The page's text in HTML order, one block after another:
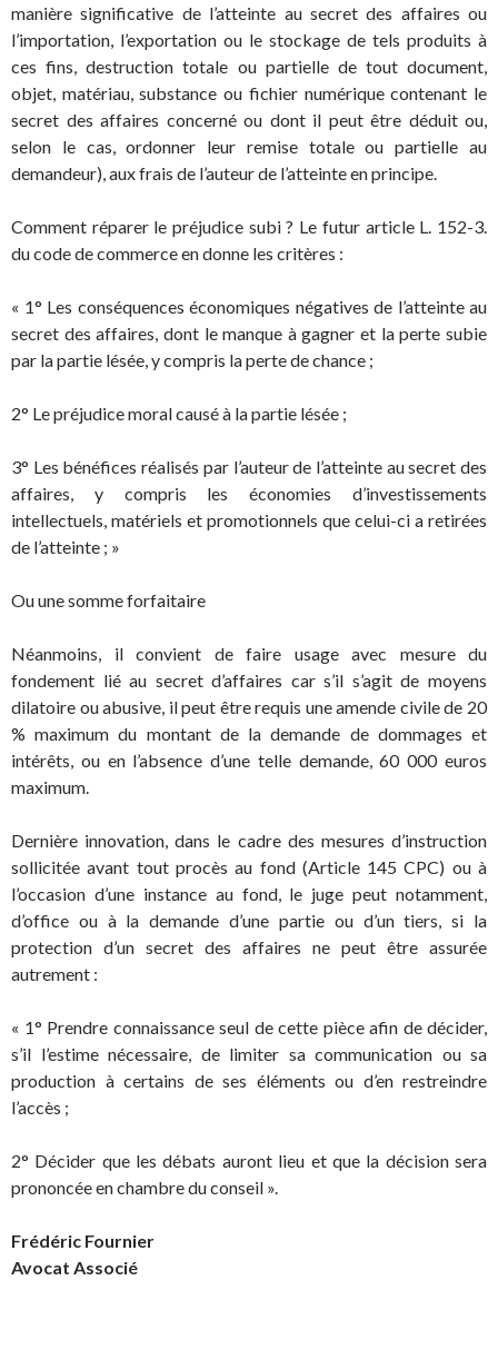
manière significative de l’atteinte au secret des affaires ou
l’importation, l’exportation ou le stockage de tels produits à
ces fins, destruction totale ou partielle de tout document,
objet, matériau, substance ou fichier numérique contenant le
secret des affaires concerné ou dont il peut être déduit ou,
selon le cas, ordonner leur remise totale ou partielle au
demandeur), aux frais de l’auteur de l’atteinte en principe.
Comment réparer le préjudice subi ? Le futur article L. 152-3.
du code de commerce en donne les critères :
« 1° Les conséquences économiques négatives de l’atteinte au
secret des affaires, dont le manque à gagner et la perte subie
par la partie lésée, y compris la perte de chance ;
2° Le préjudice moral causé à la partie lésée ;
3° Les bénéfices réalisés par l’auteur de l’atteinte au secret des
affaires, y compris les économies d’investissements
intellectuels, matériels et promotionnels que celui-ci a retirées
de l’atteinte ; »
Ou une somme forfaitaire
Néanmoins, il convient de faire usage avec mesure du
fondement lié au secret d’affaires car s’il s’agit de moyens
dilatoire ou abusive, il peut être requis une amende civile de 20
% maximum du montant de la demande de dommages et
intérêts, ou en l’absence d’une telle demande, 60 000 euros
maximum.
Dernière innovation, dans le cadre des mesures d’instruction
sollicitée avant tout procès au fond (Article 145 CPC) ou à
l’occasion d’une instance au fond, le juge peut notamment,
d’office ou à la demande d’une partie ou d’un tiers, si la
protection d’un secret des affaires ne peut être assurée
autrement :
« 1° Prendre connaissance seul de cette pièce afin de décider,
s’il l’estime nécessaire, de limiter sa communication ou sa
production à certains de ses éléments ou d’en restreindre
l’accès ;
2° Décider que les débats auront lieu et que la décision sera
prononcée en chambre du conseil ».
Frédéric Fournier
Avocat Associé